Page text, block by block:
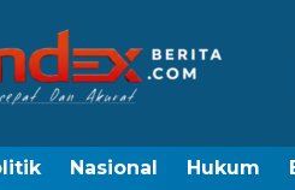
Nasional Hukum